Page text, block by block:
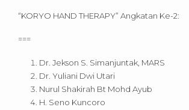
“KORYO HAND THERAPY” Angkatan Ke-2:
===
Dr. Jekson S. Simanjuntak, MARS
Dr. Yuliani Dwi Utari
Nurul Shakirah Bt Mohd Ayub
H. Seno Kuncoro